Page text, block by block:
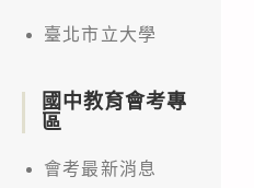
臺北市立大學
國中教育會考專
區
會考最新消息